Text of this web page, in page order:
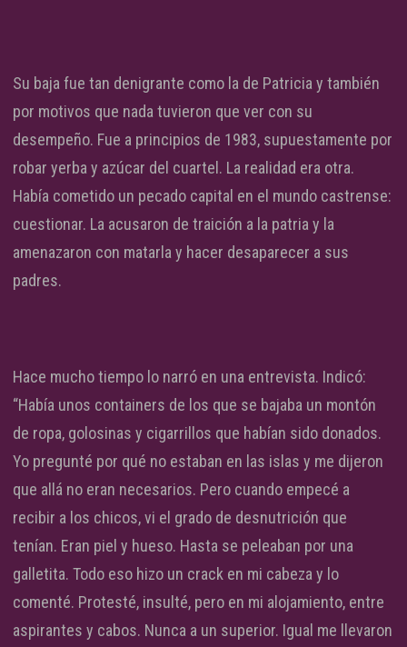
Su baja fue tan denigrante como la de Patricia y también
por motivos que nada tuvieron que ver con su
desempeño. Fue a principios de 1983, supuestamente por
robar yerba y azúcar del cuartel. La realidad era otra.
Había cometido un pecado capital en el mundo castrense:
cuestionar. La acusaron de traición a la patria y la
amenazaron con matarla y hacer desaparecer a sus
padres.
Hace mucho tiempo lo narró en una entrevista. Indicó:
“Había unos containers de los que se bajaba un montón
de ropa, golosinas y cigarrillos que habían sido donados.
Yo pregunté por qué no estaban en las islas y me dijeron
que allá no eran necesarios. Pero cuando empecé a
recibir a los chicos, vi el grado de desnutrición que
tenían. Eran piel y hueso. Hasta se peleaban por una
galletita. Todo eso hizo un crack en mi cabeza y lo
comenté. Protesté, insulté, pero en mi alojamiento, entre
aspirantes y cabos. Nunca a un superior. Igual me llevaron